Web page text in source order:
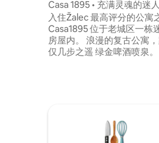
Casa 1895 • 充满灵魂的迷
入住Žalec 最高评分的公寓
Casa1895 位于老城区一栋
房屋内。 浪漫的复古公寓
仅几步之遥 绿金啤酒喷泉
了——因为 Casa 1895 不仅
的地方，更是一种体验。